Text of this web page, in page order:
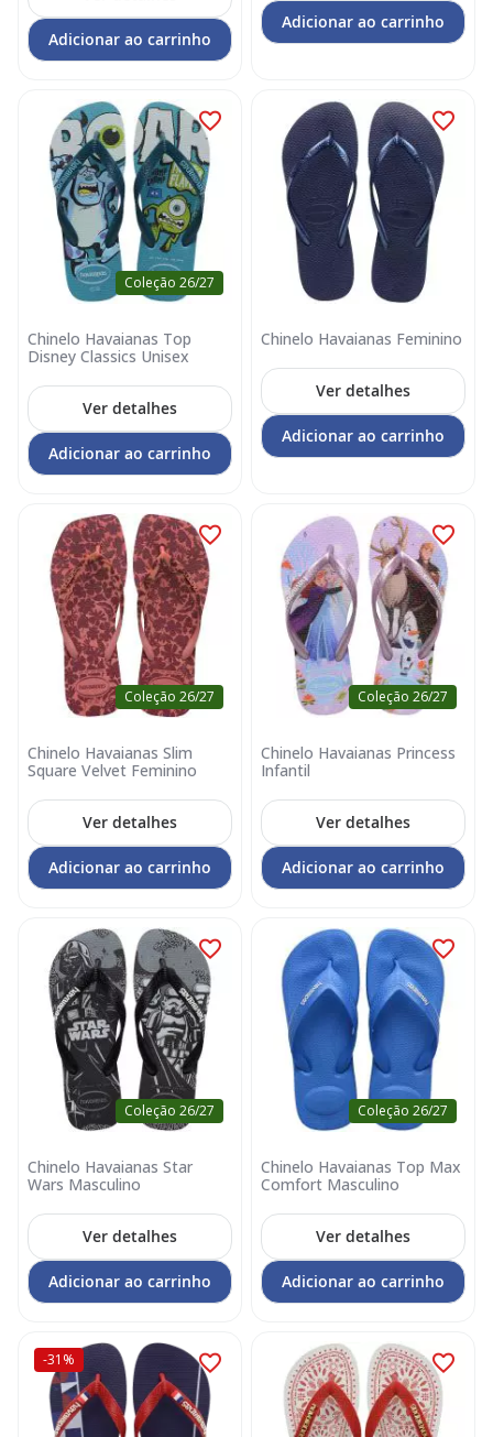
Adicionar ao carrinho
Adicionar ao carrinho
Coleção 26/27
Chinelo Havaianas Top
Disney Classics Unisex
Ver detalhes
Adicionar ao carrinho
Chinelo Havaianas Feminino
Ver detalhes
Adicionar ao carrinho
Coleção 26/27
Chinelo Havaianas Slim
Square Velvet Feminino
Ver detalhes
Adicionar ao carrinho
Coleção 26/27
Chinelo Havaianas Princess
Infantil
Ver detalhes
Adicionar ao carrinho
Coleção 26/27
Chinelo Havaianas Star
Wars Masculino
Ver detalhes
Adicionar ao carrinho
Coleção 26/27
Chinelo Havaianas Top Max
Comfort Masculino
Ver detalhes
Adicionar ao carrinho
-31%